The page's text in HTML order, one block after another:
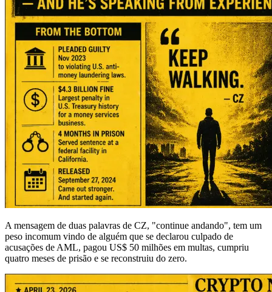
A mensagem de duas palavras de CZ, "continue andando", tem um
peso incomum vindo de alguém que se declarou culpado de
acusações de AML, pagou US$ 50 milhões em multas, cumpriu
quatro meses de prisão e se reconstruiu do zero.